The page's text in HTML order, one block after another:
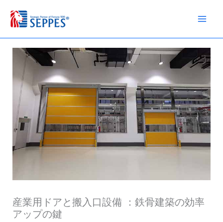
ン
産業用ドアと搬入口設備 ：鉄骨建築の効率
アップの鍵